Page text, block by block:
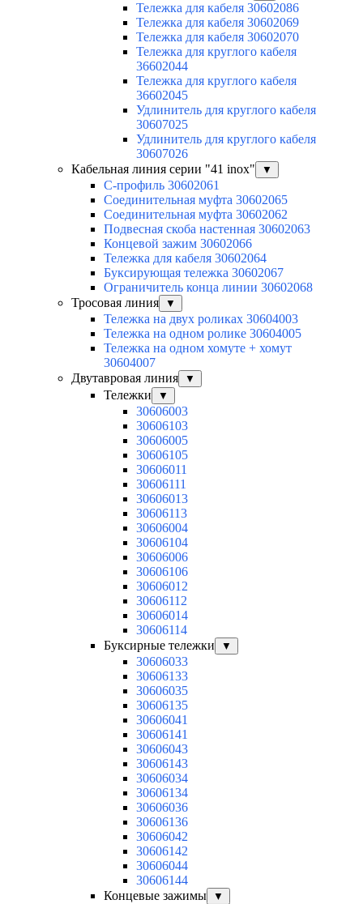
Тележка для кабеля 30602086
Тележка для кабеля 30602069
Тележка для кабеля 30602070
Тележка для круглого кабеля
36602044
Тележка для круглого кабеля
36602045
Удлинитель для круглого кабеля
30607025
Удлинитель для круглого кабеля
30607026
Кабельная линия серии "41 inox"
▼
C-профиль 30602061
Соединительная муфта 30602065
Соединительная муфта 30602062
Подвесная скоба настенная 30602063
Концевой зажим 30602066
Тележка для кабеля 30602064
Буксирующая тележка 30602067
Ограничитель конца линии 30602068
Тросовая линия
▼
Тележка на двух роликах 30604003
Тележка на одном ролике 30604005
Тележка на одном хомуте + хомут
30604007
Двутавровая линия
▼
Тележки ▼
30606003
30606103
30606005
30606105
30606011
30606111
30606013
30606113
30606004
30606104
30606006
30606106
30606012
30606112
30606014
30606114
Буксирные тележки
▼
30606033
30606133
30606035
30606135
30606041
30606141
30606043
30606143
30606034
30606134
30606036
30606136
30606042
30606142
30606044
30606144
Концевые зажимы
▼